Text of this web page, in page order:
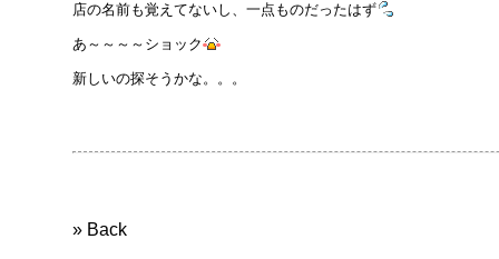
店の名前も覚えてないし、一点ものだったはず
あ～～～～ショック
新しいの探そうかな。。。
» Back